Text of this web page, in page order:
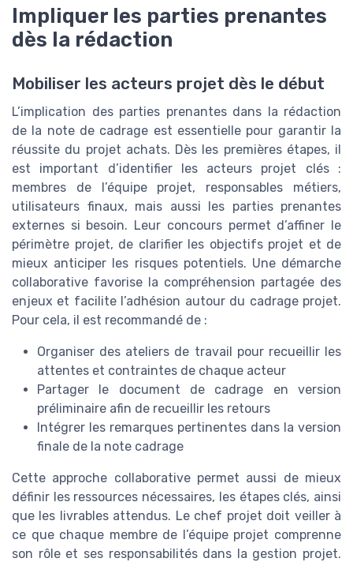
Impliquer les parties prenantes
dès la rédaction
Mobiliser les acteurs projet dès le début
L’implication des parties prenantes dans la rédaction
de la note de cadrage est essentielle pour garantir la
réussite du projet achats. Dès les premières étapes, il
est important d’identifier les acteurs projet clés :
membres de l’équipe projet, responsables métiers,
utilisateurs finaux, mais aussi les parties prenantes
externes si besoin. Leur concours permet d’affiner le
périmètre projet, de clarifier les objectifs projet et de
mieux anticiper les risques potentiels. Une démarche
collaborative favorise la compréhension partagée des
enjeux et facilite l’adhésion autour du cadrage projet.
Pour cela, il est recommandé de :
Organiser des ateliers de travail pour recueillir les
attentes et contraintes de chaque acteur
Partager le document de cadrage en version
préliminaire afin de recueillir les retours
Intégrer les remarques pertinentes dans la version
finale de la note cadrage
Cette approche collaborative permet aussi de mieux
définir les ressources nécessaires, les étapes clés, ainsi
que les livrables attendus. Le chef projet doit veiller à
ce que chaque membre de l’équipe projet comprenne
son rôle et ses responsabilités dans la gestion projet.